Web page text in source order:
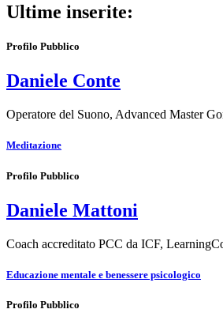
Ultime inserite:
Profilo Pubblico
Daniele Conte
Operatore del Suono, Advanced Master
Meditazione
Profilo Pubblico
Daniele Mattoni
Coach accreditato PCC da ICF,
Educazione mentale e benessere psicologico
Profilo Pubblico